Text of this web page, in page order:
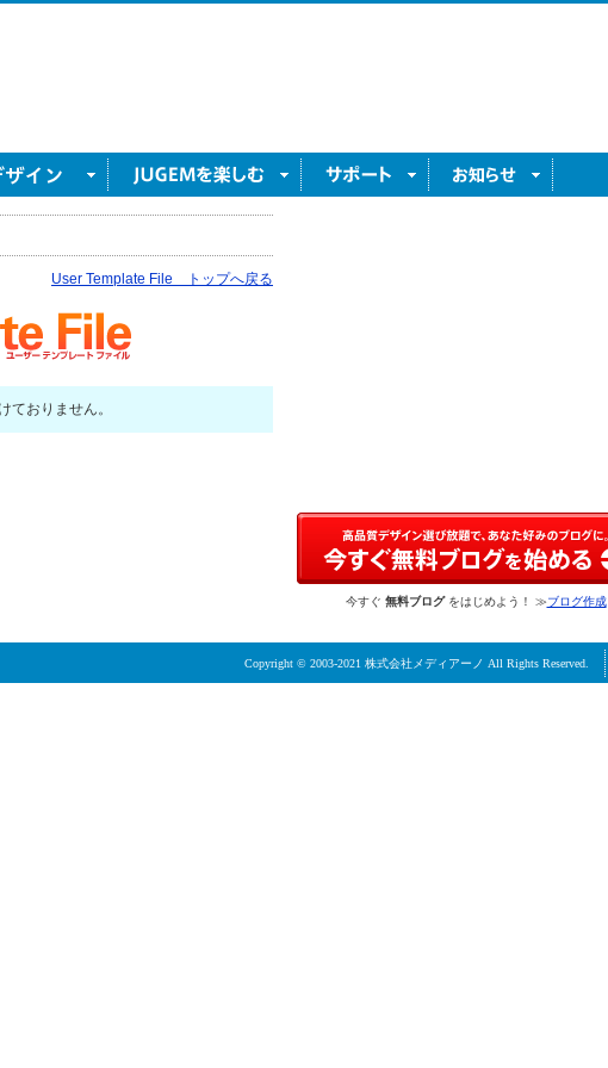
User Template File トップへ戻る
ておりません。
今すぐ 無料ブログをはじめよう！ ≫ブログ作成
Copyright © 2003-2021 株式会社メディアーノ All Rights Reserved.